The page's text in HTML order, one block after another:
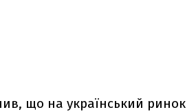
що на український ринок